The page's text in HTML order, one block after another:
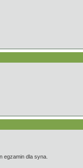
egzamin dla syna.